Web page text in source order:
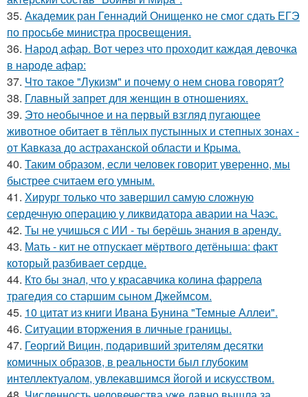
35. Академик ран Геннадий Онищенко не смог сдать ЕГЭ
по просьбе министра просвещения.
36. Народ афар. Вот через что проходит каждая девочка
в народе афар:
37. Что такое "Лукизм" и почему о нем снова говорят?
38. Главный запрет для женщин в отношениях.
39. Это необычное и на первый взгляд пугающее
животное обитает в тёплых пустынных и степных зонах -
от Кавказа до астраханской области и Крыма.
40. Таким образом, если человек говорит уверенно, мы
быстрее считаем его умным.
41. Хирург только что завершил самую сложную
сердечную операцию у ликвидатора аварии на Чаэс.
42. Ты не учишься с ИИ - ты берёшь знания в аренду.
43. Мать - кит не отпускает мёртвого детёныша: факт
который разбивает сердце.
44. Кто бы знал, что у красавчика колина фаррела
трагедия со старшим сыном Джеймсом.
45. 10 цитат из книги Ивана Бунина "Темные Аллеи".
46. Ситуации вторжения в личные границы.
47. Георгий Вицин, подаривший зрителям десятки
комичных образов, в реальности был глубоким
интеллектуалом, увлекавшимся йогой и искусством.